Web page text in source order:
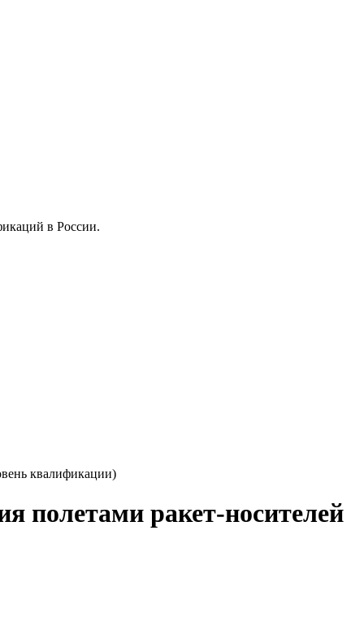
в России.
квалификации)
полетами ракет-носителей